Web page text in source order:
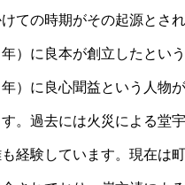
ての時期がその起源とさ
）に良本が創立したとい
）に良心聞益という人物
。過去には火災による堂
経験しています。現在は